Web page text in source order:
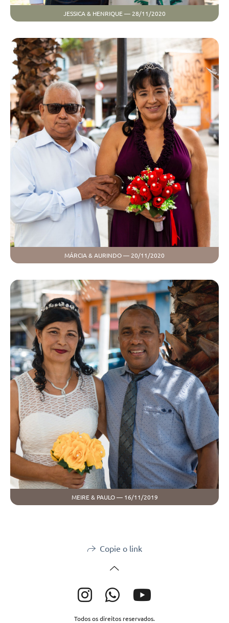
JESSICA & HENRIQUE — 28/11/2020
MÁRCIA & AURINDO — 20/11/2020
MEIRE & PAULO — 16/11/2019
Copie o link
Todos os direitos reservados.